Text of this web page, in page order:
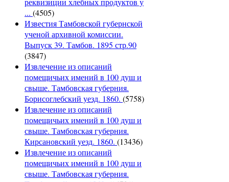
... (4505)
Известия Тамбовской губернской
ученой архивной комиссии.
Выпуск 39. Тамбов. 1895 стр.90
(3847)
Извлечение из описаний
помещичьих имений в 100 душ и
свыше. Тамбовская губерния.
Борисоглебский уезд. 1860. (5758)
Извлечение из описаний
помещичьих имений в 100 душ и
свыше. Тамбовская губерния.
Кирсановский уезд. 1860. (13436)
Извлечение из описаний
помещичьих имений в 100 душ и
свыше. Тамбовская губерния.